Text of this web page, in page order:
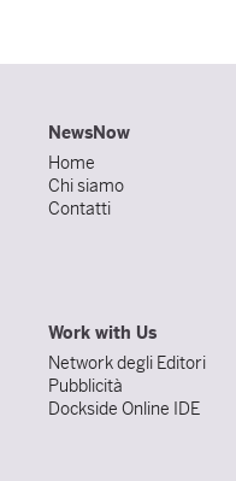
NewsNow
Home
Chi siamo
Contatti
Work with Us
Network degli Editori
Pubblicità
Dockside Online IDE